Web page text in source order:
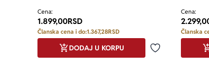
Cena:
1.899,00RSD
Članska cena i do:1.367,28RSD
Dodaj u
DODAJ U KORPU
Cena:
Članska